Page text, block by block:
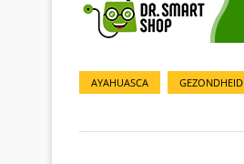
AYAHUASCA GEZONDHEID